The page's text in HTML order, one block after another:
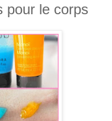
pour le corps